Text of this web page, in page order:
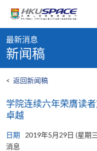
content
content
start
最新消息
新闻稿
< 返回新闻稿
学院连续六年荣膺读
卓越
日期
2019年5月29日 (星期
消息